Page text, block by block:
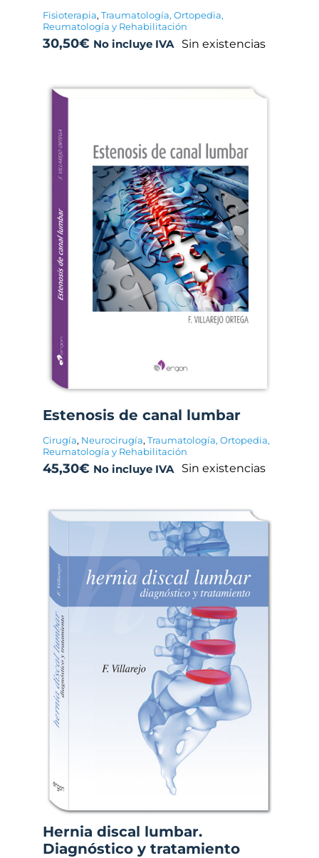
Fisioterapia, Traumatología, Ortopedia,
Reumatología y Rehabilitación
30,50€ No incluye IVA Sin existencias
Estenosis de canal lumbar
Cirugía, Neurocirugía, Traumatología, Ortopedia,
Reumatología y Rehabilitación
45,30€ No incluye IVA Sin existencias
Hernia discal lumbar.
Diagnóstico y tratamiento